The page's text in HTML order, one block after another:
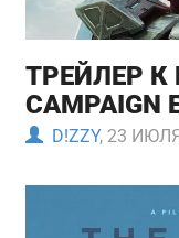
ТРЕЙЛЕР К
CAMPAIGN
D!ZZY, 23